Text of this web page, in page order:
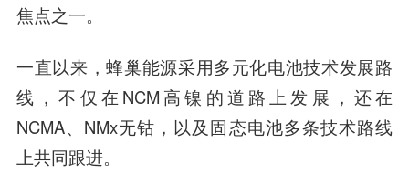
焦点之一。
一直以来，蜂巢能源采用多元化电池技术发展路
线，不仅在NCM高镍的道路上发展，还在
NCMA、NMx无钴，以及固态电池多条技术路线
上共同跟进。